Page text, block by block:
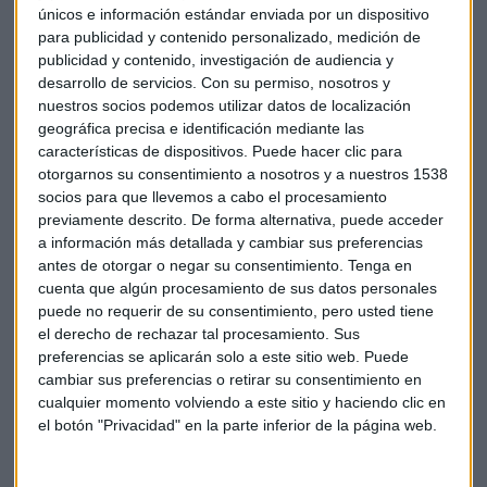
únicos e información estándar enviada por un dispositivo
para publicidad y contenido personalizado, medición de
publicidad y contenido, investigación de audiencia y
desarrollo de servicios. Con su permiso, nosotros y
nuestros socios podemos utilizar datos de localización
geográfica precisa e identificación mediante las
características de dispositivos. Puede hacer clic para
otorgarnos su consentimiento a nosotros y a nuestros 1538
socios para que llevemos a cabo el procesamiento
previamente descrito. De forma alternativa, puede acceder
a información más detallada y cambiar sus preferencias
antes de otorgar o negar su consentimiento. Tenga en
cuenta que algún procesamiento de sus datos personales
puede no requerir de su consentimiento, pero usted tiene
el derecho de rechazar tal procesamiento. Sus
preferencias se aplicarán solo a este sitio web. Puede
cambiar sus preferencias o retirar su consentimiento en
cualquier momento volviendo a este sitio y haciendo clic en
el botón "Privacidad" en la parte inferior de la página web.
Con este acuerdo, Google avanza en el cumplimiento de sus
objetivos de consumo energético a través defuentes
renovables en todas sus operaciones globales.
Este tipo de contrato se denominaPower Purchase
Agreements (PPA)
en Estados Unidos y garantizan la
rentabilidad de las instalaciones energéticas a largo plazo.
Son losprimeros contratos que Iberdrola suscribe con
Googleaunque ya ha firmado PPA en gran parte de sus
instalaciones renovables en EEUU, lo que aporta estabilidad
a sus inversiones.
Empresas Google Iberdrola Energía